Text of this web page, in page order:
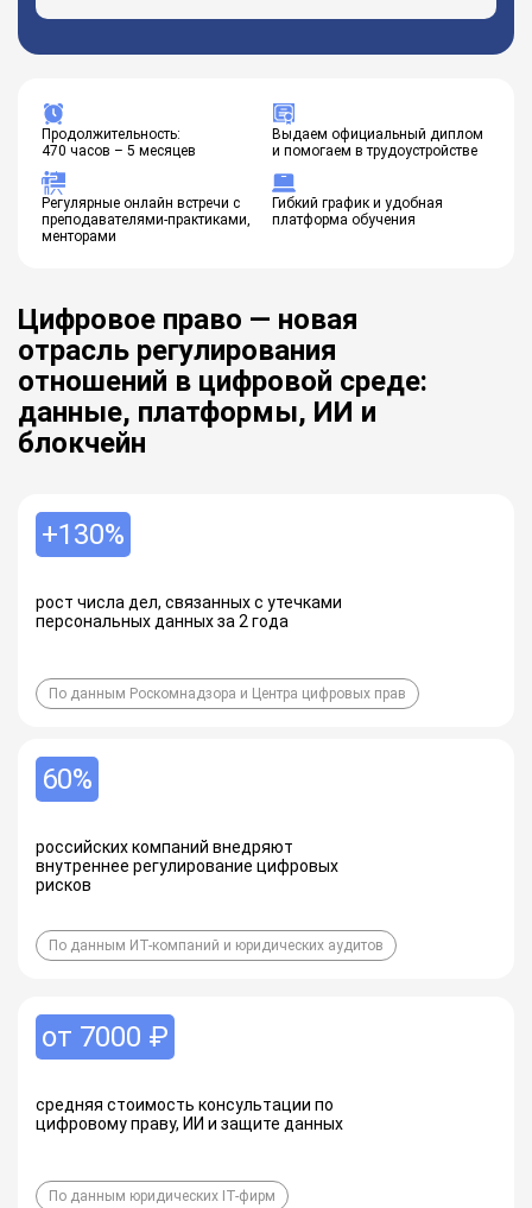
Продолжительность:
470 часов – 5 месяцев
Выдаем официальный диплом
и помогаем в трудоустройстве
Регулярные онлайн встречи с
преподавателями-практиками,
менторами
Гибкий график и удобная
платформа обучения
Цифровое право — новая
отрасль регулирования
отношений в цифровой среде:
данные, платформы, ИИ и
блокчейн
+130%
рост числа дел, связанных с утечками
персональных данных за 2 года
По данным Роскомнадзора и Центра цифровых прав
60%
российских компаний внедряют
внутреннее регулирование цифровых
рисков
По данным ИТ-компаний и юридических аудитов
от 7000 ₽
средняя стоимость консультации по
цифровому праву, ИИ и защите данных
По данным юридических IT-фирм